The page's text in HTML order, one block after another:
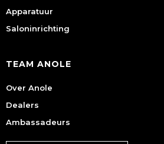
Apparatuur
Saloninrichting
TEAM ANOLE
Over Anole
Dealers
Ambassadeurs